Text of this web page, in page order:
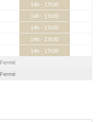
14h - 17h30
14h - 17h30
14h - 17h30
14h - 17h30
14h - 17h30
Fermé
Fermé